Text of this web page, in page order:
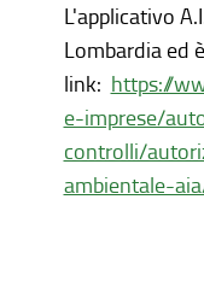
L'applicativo
Lombardia ed
link: https://
e-imprese/
controlli/
ambientale-